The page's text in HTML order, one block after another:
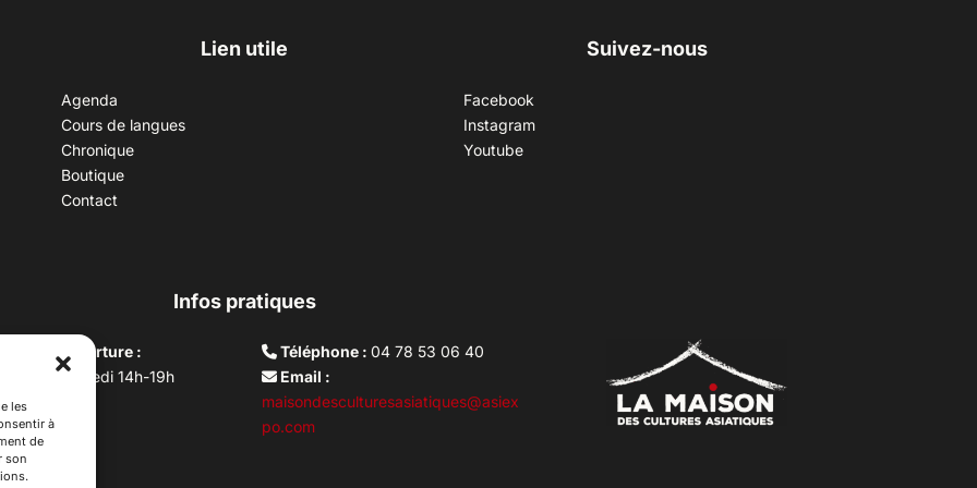
les
à
de
son
Lien utile
Agenda
Cours de langues
Chronique
Boutique
Contact
Suivez-nous
Facebook
Instagram
Youtube
Infos pratiques
d’ouverture :
au vendredi 14h-19h
10h –17h
lundi
Téléphone :04 78 53 06 40
Email :
maisondesculturesasiatiques@asiex
po.com